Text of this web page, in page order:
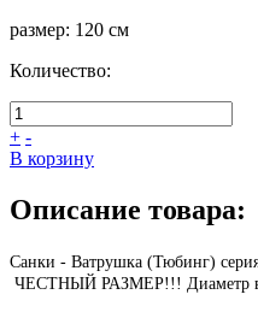
размер: 120 см
Количество:
+ -
В корзину
Описание товара:
Санки - Ватрушка (Тюбинг)
ЧЕСТНЫЙ РАЗМЕР!!! Диаметр в